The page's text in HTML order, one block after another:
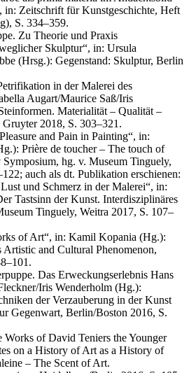
in: Zeitschrift für Kunstgeschichte, Heft
S. 334–359.
Zu Theorie und Praxis
Skulptur“, in: Ursula
(Hrsg.): Gegenstand: Skulptur, Berlin
in der Malerei des
Augart/Maurice Saß/Iris
Materialität – Qualität –
2018, S. 303–321.
and Pain in Painting“, in:
Prière de toucher – The touch of
hg. v. Museum Tinguely,
auch als dt. Publikation erschienen:
und Schmerz in der Malerei“, in:
Tastsinn der Kunst. Interdisziplinäres
Tinguely, Weitra 2017, S. 107–
of Art“, in: Kamil Kopania (Hg.):
Artistic and Cultural Phenomenon,
Das Erweckungserlebnis Hans
Iris Wenderholm (Hg.):
der Verzauberung in der Kunst
Gegenwart, Berlin/Boston 2016, S.
Works of David Teniers the Younger
on a History of Art as a History of
– The Scent of Art.